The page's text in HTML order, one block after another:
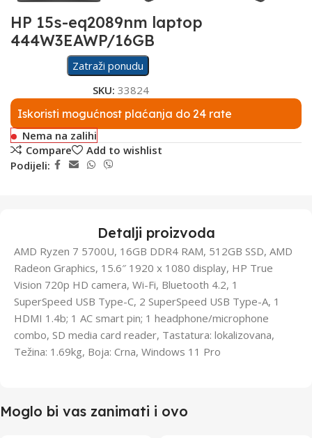
HP 15s-eq2089nm laptop
444W3EAWP/16GB
Zatraži ponudu
SKU: 33824
Iskoristi mogućnost plaćanja do 24 rate
Nema na zalihi
Compare
Add to wishlist
Podijeli:
Detalji proizvoda
AMD Ryzen 7 5700U, 16GB DDR4 RAM, 512GB SSD, AMD
Radeon Graphics, 15.6″ 1920 x 1080 display, HP True
Vision 720p HD camera, Wi-Fi, Bluetooth 4.2, 1
SuperSpeed USB Type-C, 2 SuperSpeed USB Type-A, 1
HDMI 1.4b; 1 AC smart pin; 1 headphone/microphone
combo, SD media card reader, Tastatura: lokalizovana,
Težina: 1.69kg, Boja: Crna, Windows 11 Pro
Moglo bi vas zanimati i ovo